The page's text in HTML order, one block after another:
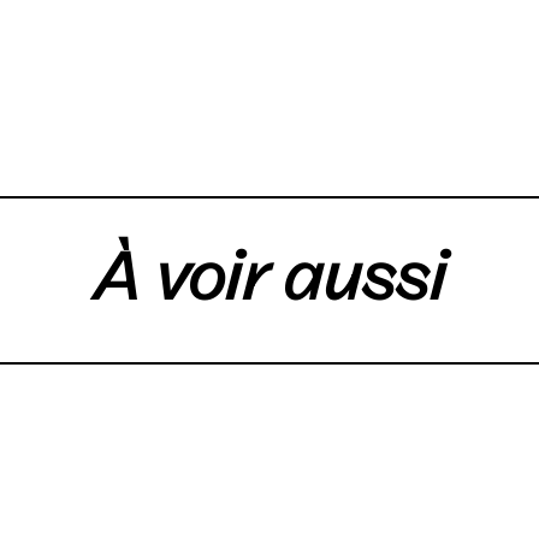
À voir aussi